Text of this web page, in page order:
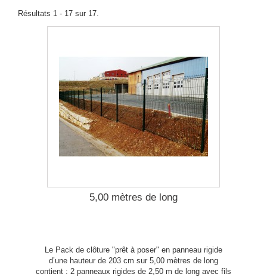
Résultats 1 - 17 sur 17.
5,00 mètres de long
Le Pack de clôture "prêt à poser" en panneau rigide
d’une hauteur de 203 cm sur 5,00 mètres de long
contient : 2 panneaux rigides de 2,50 m de long avec fils